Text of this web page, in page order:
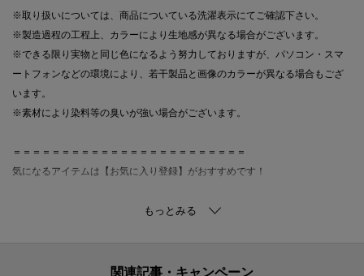
※取り扱いについては、商品についている洗濯表示にてご確認下さい。
※製造過程の工程上、カラーにより生地感が異なる場合がございます。
※できる限り実物と同じ色になるよう努力しておりますが、パソコン・スマ
ートフォンなどの環境により、若干製品と画像のカラーが異なる場合もござ
います。
※素材により染料等の臭いが強い場合がございます。
＝＝＝＝＝＝＝＝＝＝＝＝＝＝＝＝＝＝＝＝＝＝＝＝
気になるアイテムは【お気に入り登録】がおすすめです！